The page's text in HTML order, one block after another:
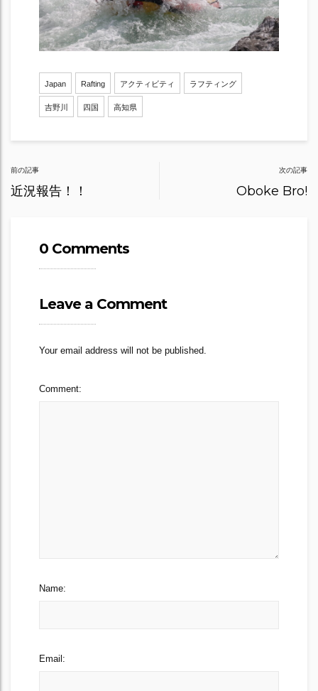
Japan Rafting アクティビティ ラフティング
吉野川 四国 高知県
Post
navigation
前の記事
近況報告！！
次の記事
Oboke Bro!
0 Comments
Leave a Comment
Your email address will not be published.
Comment:
Name:
Email: